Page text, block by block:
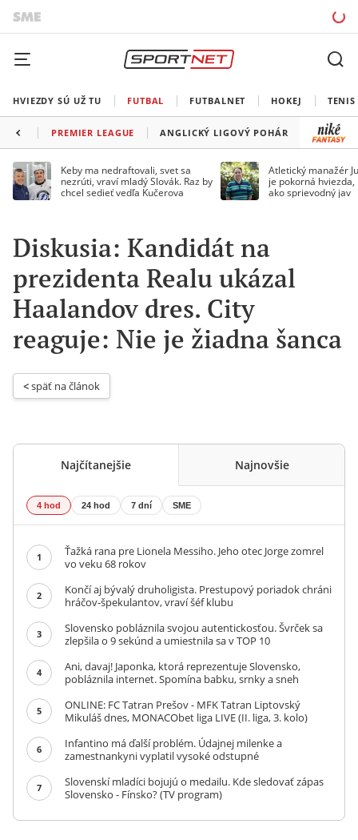
HVIEZDY SÚ UŽ TU FUTBAL FUTBALNET HOKEJ TENIS
PREMIER LEAGUE ANGLICKÝ LIGOVÝ POHÁR FA CUP
Keby ma nedraftovali, svet sa
nezrúti, vraví mladý Slovák. Raz by
chcel sedieť vedľa Kučerova
Atletický manažér
je pokorná
ako sprievodný jav
Diskusia: Kandidát na
prezidenta Realu ukázal
Haalandov dres. City
reaguje: Nie je žiadna šanca
< späť na článok
Najčítanejšie Najnovšie
4 hod 24 hod 7 dní SME
1
Ťažká rana pre Lionela Messiho. Jeho otec Jorge zomrel
vo veku 68 rokov
2
Končí aj bývalý druholigista. Prestupový poriadok chráni
hráčov-špekulantov, vraví šéf klubu
3
Slovensko pobláznila svojou autentickosťou. Švrček sa
zlepšila o 9 sekúnd a umiestnila sa v TOP 10
4
Ani, davaj! Japonka, ktorá reprezentuje Slovensko,
pobláznila internet. Spomína babku, srnky a sneh
5
ONLINE: FC Tatran Prešov - MFK Tatran Liptovský
Mikuláš dnes, MONACObet liga LIVE (II. liga, 3. kolo)
6
Infantino má ďalší problém. Údajnej milenke a
zamestnankyni vyplatil vysoké odstupné
7
Slovenskí mladíci bojujú o medailu. Kde sledovať zápas
Slovensko - Fínsko? (TV program)